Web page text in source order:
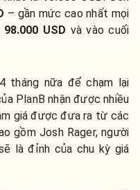
– gần mức cao nhất mọi
98.000 USD và vào cuối
tháng nữa để chạm lại
PlanB nhận được nhiều
giá được đưa ra từ các
gồm Josh Rager, người
là đỉnh của chu kỳ giá